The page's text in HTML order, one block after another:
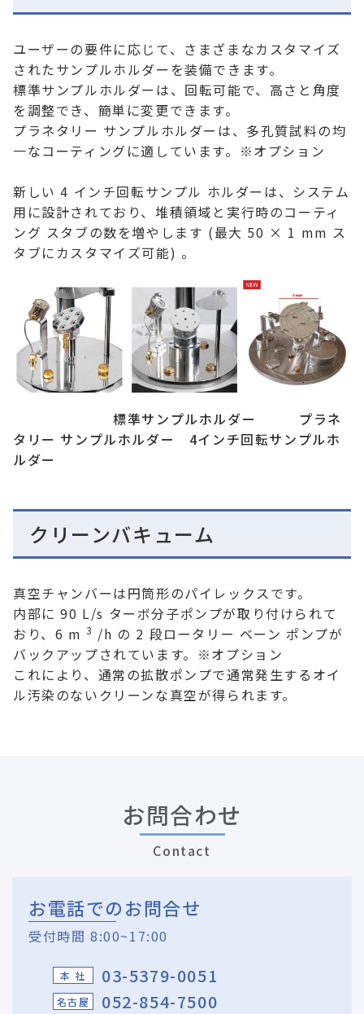
ユーザーの要件に応じて、さまざまなカスタマイズ
されたサンプルホルダーを装備できます。
標準サンプルホルダーは、回転可能で、高さと角度
を調整でき、簡単に変更できます。
プラネタリー サンプルホルダーは、多孔質試料の均
一なコーティングに適しています。※オプション
新しい 4 インチ回転サンプル ホルダーは、システム
用に設計されており、堆積領域と実行時のコーティ
ング スタブの数を増やします (最大 50 × 1 mm ス
タブにカスタマイズ可能) 。
標準サンプルホルダー プラネ
タリー サンプルホルダー 4インチ回転サンプルホ
ルダー
クリーンバキューム
真空チャンバーは円筒形のパイレックスです。
内部に 90 L/s ターボ分子ポンプが取り付けられて
おり、6 m3 /h の 2 段ロータリー ベーン ポンプが
バックアップされています。※オプション
これにより、通常の拡散ポンプで通常発生するオイ
ル汚染のないクリーンな真空が得られます。
お問合わせ
Contact
お電話でのお問合せ
受付時間 8:00~17:00
本 社 03-5379-0051
名古屋 052-854-7500